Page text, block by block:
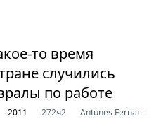
то время
случились
по работе
2011 272ч2 Antunes Fernandes